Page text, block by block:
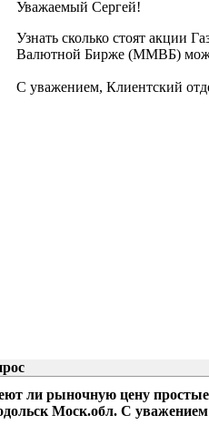
Уважаемый Сергей!
Узнать сколько стоят акции
Валютной Бирже (ММВБ)
С уважением, Клиентский
ли рыночную цену
Моск.обл. С